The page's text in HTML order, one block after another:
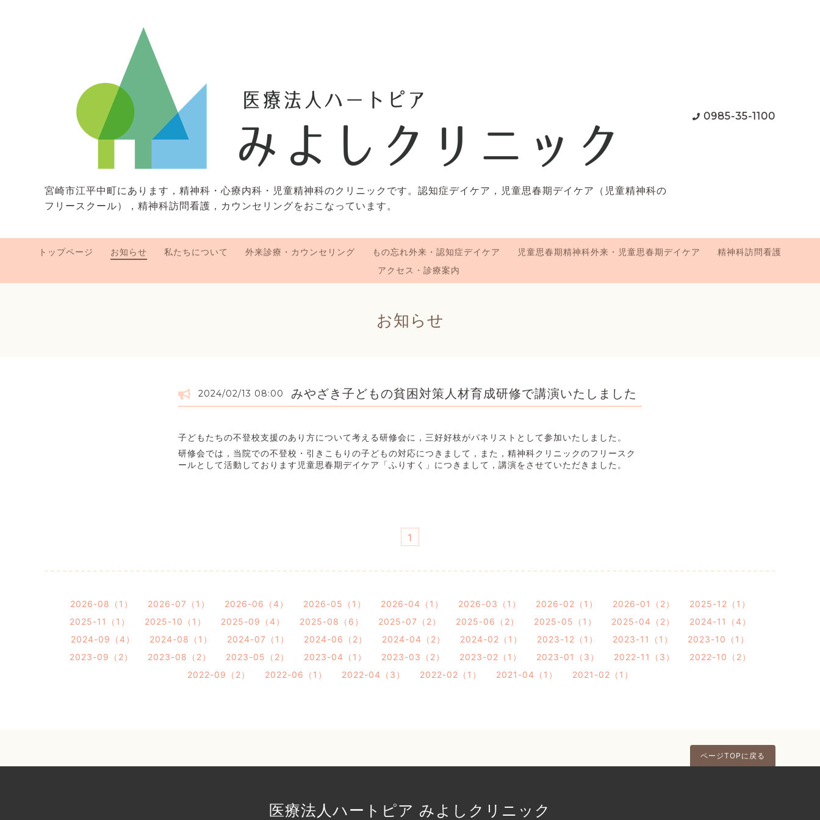
宮崎市江平中町にあります，精神科・心療内科・児童精神科のクリニックです。認知症デイケア，児童思春期デイケア（児童精神科の
フリースクール），精神科訪問看護，カウンセリングをおこなっています。
0985-35-1100
トップページ お知らせ 私たちについて 外来診療・カウンセリング もの忘れ外来・認知症デイケア 児童思春期精神科外来・児童思春期デイケア
精神科訪問看護
アクセス・診療案内
お知らせ
2024/02/13 08:00 みやざき子どもの貧困対策人材育成研修で講演いたしました
子どもたちの不登校支援のあり方について考える研修会に，三好好枝がパネリストとして参加いたしました。
研修会では，当院での不登校・引きこもりの子どもの対応につきまして，また，精神科クリニックのフリースク
ールとして活動しております児童思春期デイケア「ふりすく」につきまして，講演をさせていただきました。
1
2026-08（1） 2026-07（1） 2026-06（4） 2026-05（1） 2026-04（1） 2026-03（1） 2026-02（1） 2026-01（2）
2025-12（1）
2025-11（1）
2025-10（1） 2025-09（4） 2025-08（6） 2025-07（2） 2025-06（2） 2025-05（1） 2025-04（2）
2024-11（4）
2024-09（4）
2024-08（1） 2024-07（1） 2024-06（2） 2024-04（2） 2024-02（1） 2023-12（1） 2023-11（1）
2023-10（1）
2023-09（2）
2023-08（2） 2023-05（2） 2023-04（1） 2023-03（2） 2023-02（1） 2023-01（3） 2022-11（3）
2022-10（2）
2022-09（2）
2022-06（1） 2022-04（3） 2022-02（1） 2021-04（1） 2021-02（1）
ページTOPに戻る
医療法人ハートピア みよしクリニック